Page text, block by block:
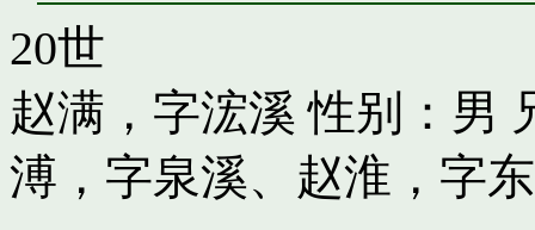
20世
赵满，字浤溪 性别：男
溥，字泉溪、 赵淮，字